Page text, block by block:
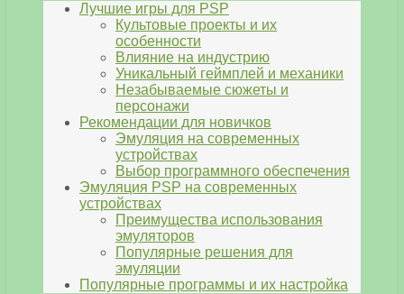
Лучшие игры для PSP
Культовые проекты и их
особенности
Влияние на индустрию
Уникальный геймплей и механики
Незабываемые сюжеты и
персонажи
Рекомендации для новичков
Эмуляция на современных
устройствах
Выбор программного обеспечения
Эмуляция PSP на современных
устройствах
Преимущества использования
эмуляторов
Популярные решения для
эмуляции
Популярные программы и их настройка